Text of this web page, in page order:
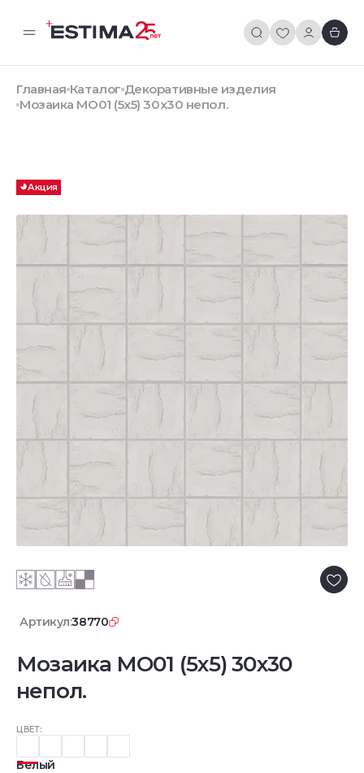
Главная Каталог Декоративные изделия
Мозаика MO01 (5х5) 30x30 непол.
Акция
Артикул:38770
Мозаика MO01 (5х5) 30x30
непол.
ЦВЕТ:
Белый